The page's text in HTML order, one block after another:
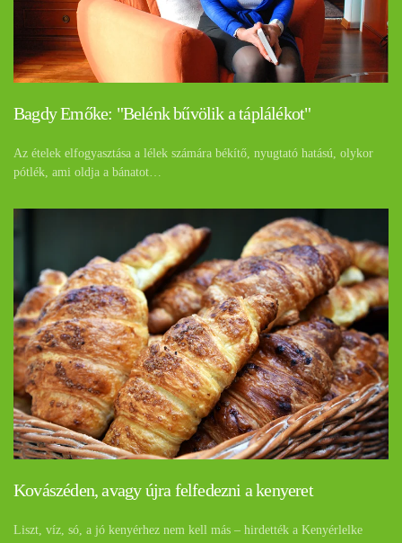
Bagdy Emőke: "Belénk bűvölik a táplálékot"
Az ételek elfogyasztása a lélek számára békítő, nyugtató hatású, olykor
pótlék, ami oldja a bánatot…
Kovászéden, avagy újra felfedezni a kenyeret
Liszt, víz, só, a jó kenyérhez nem kell más – hirdették a Kenyérlelke